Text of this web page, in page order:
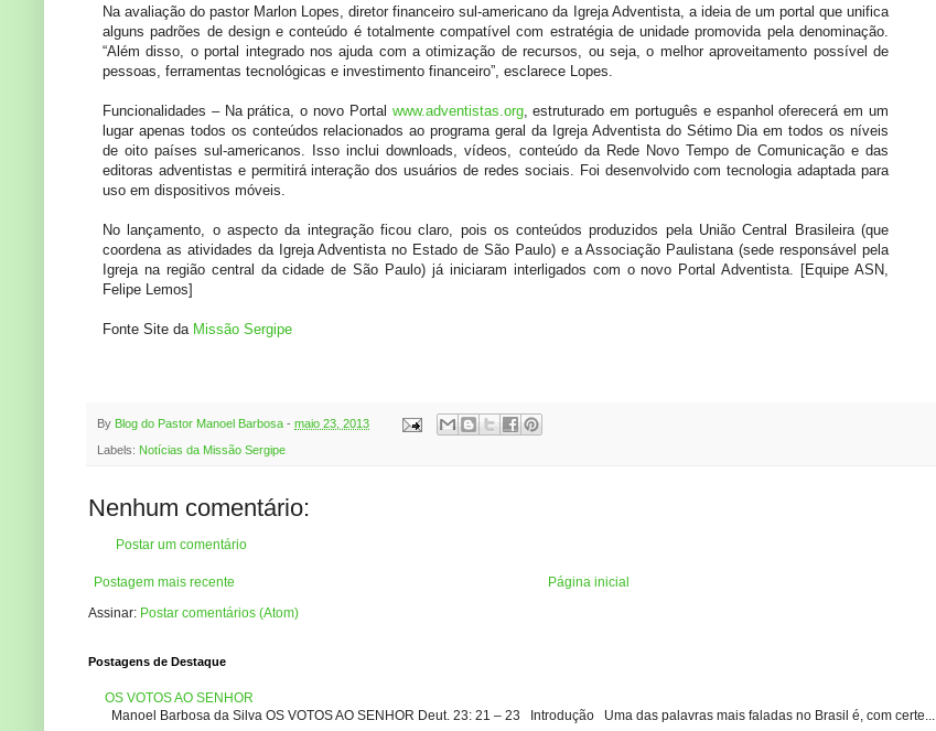
Na avaliação do pastor Marlon Lopes, diretor financeiro sul-americano da Igreja Adventista, a ideia de um portal que unifica
alguns padrões de design e conteúdo é totalmente compatível com estratégia de unidade promovida pela denominação.
“Além disso, o portal integrado nos ajuda com a otimização de recursos, ou seja, o melhor aproveitamento possível de
pessoas, ferramentas tecnológicas e investimento financeiro”, esclarece Lopes.
Funcionalidades – Na prática, o novo Portal www.adventistas.org, estruturado em português e espanhol oferecerá em um
lugar apenas todos os conteúdos relacionados ao programa geral da Igreja Adventista do Sétimo Dia em todos os níveis
de oito países sul-americanos. Isso inclui downloads, vídeos, conteúdo da Rede Novo Tempo de Comunicação e das
editoras adventistas e permitirá interação dos usuários de redes sociais. Foi desenvolvido com tecnologia adaptada para
uso em dispositivos móveis.
No lançamento, o aspecto da integração ficou claro, pois os conteúdos produzidos pela União Central Brasileira (que
coordena as atividades da Igreja Adventista no Estado de São Paulo) e a Associação Paulistana (sede responsável pela
Igreja na região central da cidade de São Paulo) já iniciaram interligados com o novo Portal Adventista. [Equipe ASN,
Felipe Lemos]
Fonte Site da Missão Sergipe
By Blog do Pastor Manoel Barbosa - maio 23, 2013
Labels: Notícias da Missão Sergipe
Nenhum comentário:
Postar um comentário
Postagem mais recente
Página inicial
Assinar: Postar comentários (Atom)
Postagens de Destaque
OS VOTOS AO SENHOR
Manoel Barbosa da Silva OS VOTOS AO SENHOR Deut. 23: 21 – 23 Introdução Uma das palavras mais faladas no Brasil é, com certe...